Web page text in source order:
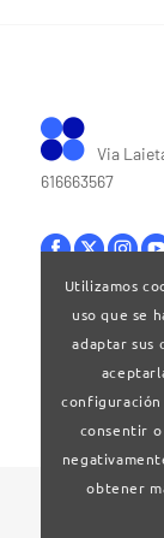
Via
616663567
© 2024 Clúster
Utilizamos
uso que se
adaptar sus
configuración
consentir
obtener